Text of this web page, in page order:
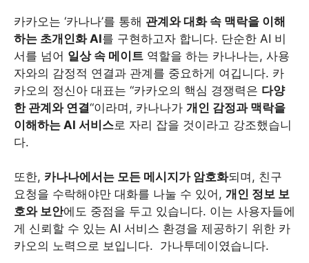
카카오는 ‘카나나’를 통해 관계와 대화 속 맥락을 이해
하는 초개인화 AI를 구현하고자 합니다. 단순한 AI 비
서를 넘어 일상 속 메이트 역할을 하는 카나나는, 사용
자와의 감정적 연결과 관계를 중요하게 여깁니다. 카
카오의 정신아 대표는 “카카오의 핵심 경쟁력은 다양
한 관계와 연결“이라며, 카나나가 개인 감정과 맥락을
이해하는 AI 서비스로 자리 잡을 것이라고 강조했습니
다.
또한, 카나나에서는 모든 메시지가 암호화되며, 친구
요청을 수락해야만 대화를 나눌 수 있어, 개인 정보 보
호와 보안에도 중점을 두고 있습니다. 이는 사용자들에
게 신뢰할 수 있는 AI 서비스 환경을 제공하기 위한 카
카오의 노력으로 보입니다. 가나투데이였습니다.